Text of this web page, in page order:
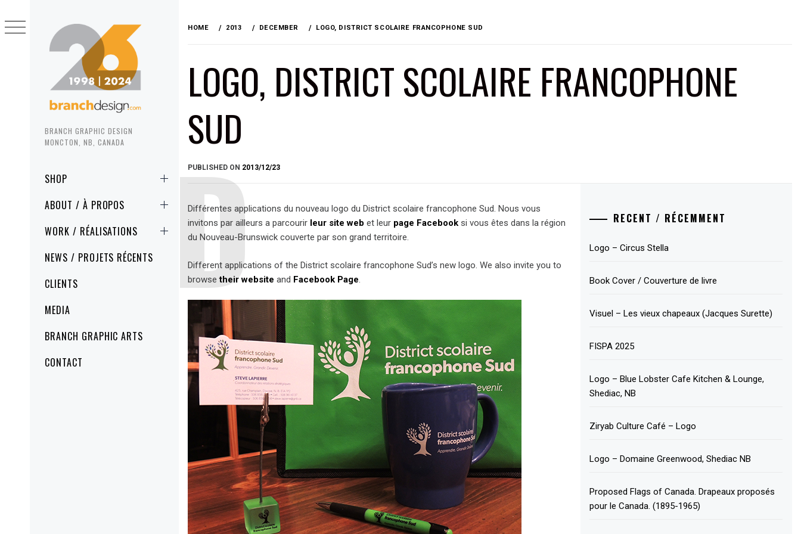
BRANCH GRAPHIC DESIGN
MONCTON, NB, CANADA
MenuSHOP
ABOUT / À PROPOS
WORK / RÉALISATIONS
NEWS / PROJETS RÉCENTS
CLIENTS
MEDIA
BRANCH GRAPHIC ARTS
CONTACT
to
content
HOME 2013 DECEMBER LOGO, DISTRICT SCOLAIRE FRANCOPHONE SUD
LOGO, DISTRICT SCOLAIRE FRANCOPHONE
SUD
PUBLISHED ON 2013/12/23
Différentes applications du nouveau logo du District scolaire francophone Sud. Nous vous
invitons par ailleurs a parcourir leur site web et leur page Facebook si vous êtes dans la région
du Nouveau-Brunswick couverte par son grand territoire.
Different applications of the District scolaire francophone Sud’s new logo. We also invite you to
browsetheir website and Facebook Page
RECENT / RÉCEMMENT
Logo – Circus Stella
Book Cover / Couverture de livre
Visuel – Les vieux chapeaux (Jacques Surette)
FISPA 2025
Logo – Blue Lobster Cafe Kitchen & Lounge,
Shediac, NB
Ziryab Culture Café – Logo
Logo – Domaine Greenwood, Shediac NB
Proposed Flags of Canada. Drapeaux proposés
pour le Canada. (1895-1965)